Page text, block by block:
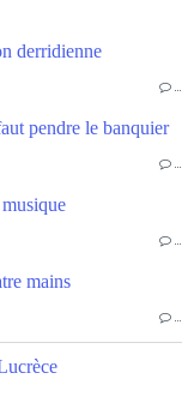
derridienne
…
pendre le banquier
…
…
mains
…